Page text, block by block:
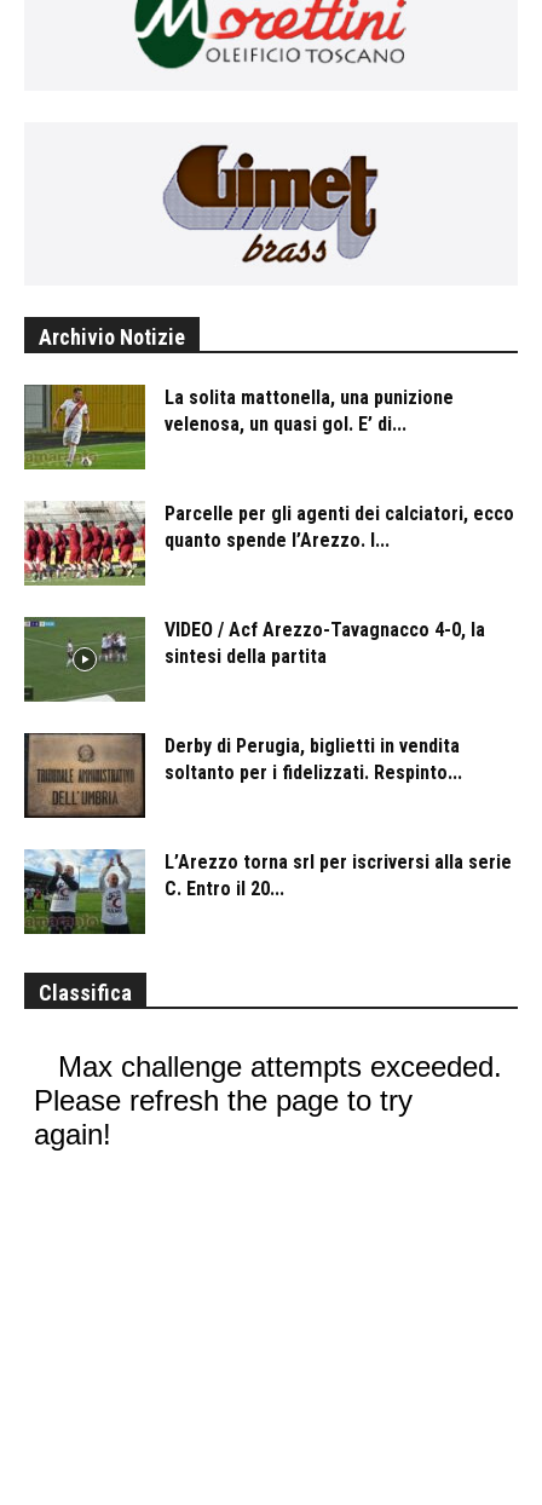
Archivio Notizie
La solita mattonella, una punizione
velenosa, un quasi gol. E’ di...
Parcelle per gli agenti dei calciatori, ecco
quanto spende l’Arezzo. I...
VIDEO / Acf Arezzo-Tavagnacco 4-0, la
sintesi della partita
Derby di Perugia, biglietti in vendita
soltanto per i fidelizzati. Respinto...
L’Arezzo torna srl per iscriversi alla serie
C. Entro il 20...
Classifica